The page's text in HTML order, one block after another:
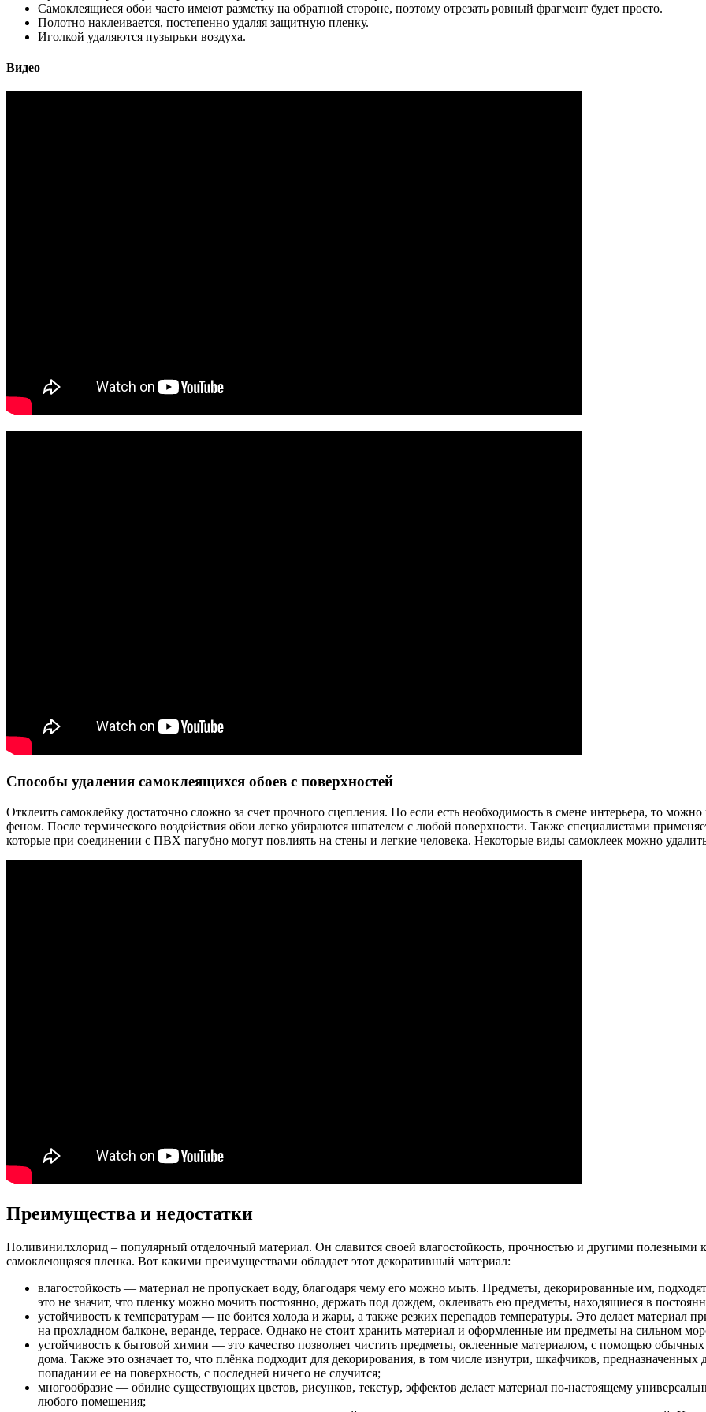
Самоклеящиеся обои часто имеют разметку на обратной стороне, поэтому отрезать ровный фрагмент будет просто.
Полотно наклеивается, постепенно удаляя защитную пленку.
Иголкой удаляются пузырьки воздуха.
Видео
Способы удаления самоклеящихся обоев с поверхностей
Отклеить самоклейку достаточно сложно за счет прочного сцепления. Но если есть необходимость в смене интерьера, то
феном. После термического воздействия обои легко убираются шпателем с любой поверхности. Также специалистами
которые при соединении с ПВХ пагубно могут повлиять на стены и легкие человека. Некоторые виды самоклеек можно
Преимущества и недостатки
Поливинилхлорид – популярный отделочный материал. Он славится своей влагостойкость, прочностью и другими полезными
самоклеющаяся пленка. Вот какими преимуществами обладает этот декоративный материал:
влагостойкость — материал не пропускает воду, благодаря чему его можно мыть. Предметы, декорированные им,
это не значит, что пленку можно мочить постоянно, держать под дождем, оклеивать ею предметы, находящиеся в
устойчивость к температурам — не боится холода и жары, а также резких перепадов температуры. Это делает материал
на прохладном балконе, веранде, террасе. Однако не стоит хранить материал и оформленные им предметы на сильном
устойчивость к бытовой химии — это качество позволяет чистить предметы, оклеенные материалом, с помощью
дома. Также это означает то, что плёнка подходит для декорирования, в том числе изнутри, шкафчиков,
попадании ее на поверхность, с последней ничего не случится;
многообразие — обилие существующих цветов, рисунков, текстур, эффектов делает материал по-настоящему
любого помещения;